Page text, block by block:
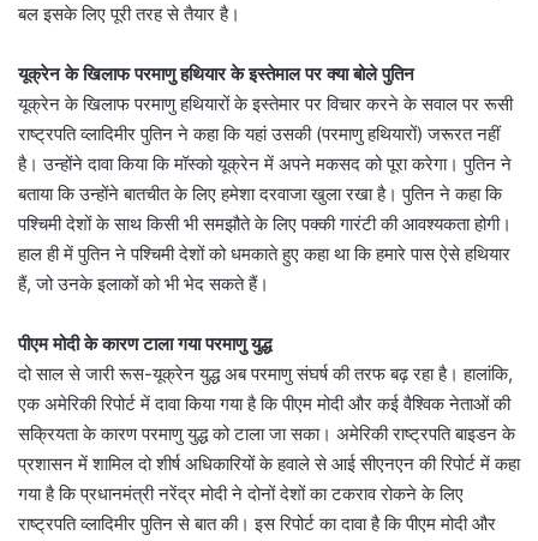
बल इसके लिए पूरी तरह से तैयार है।
यूक्रेन के खिलाफ परमाणु हथियार के इस्तेमाल पर क्या बोले पुतिन
यूक्रेन के खिलाफ परमाणु हथियारों के इस्तेमार पर विचार करने के सवाल पर रूसी
राष्ट्रपति व्लादिमीर पुतिन ने कहा कि यहां उसकी (परमाणु हथियारों) जरूरत नहीं
है। उन्होंने दावा किया कि मॉस्को यूक्रेन में अपने मकसद को पूरा करेगा। पुतिन ने
बताया कि उन्होंने बातचीत के लिए हमेशा दरवाजा खुला रखा है। पुतिन ने कहा कि
पश्चिमी देशों के साथ किसी भी समझौते के लिए पक्की गारंटी की आवश्यकता होगी।
हाल ही में पुतिन ने पश्चिमी देशों को धमकाते हुए कहा था कि हमारे पास ऐसे हथियार
हैं, जो उनके इलाकों को भी भेद सकते हैं।
पीएम मोदी के कारण टाला गया परमाणु युद्ध
दो साल से जारी रूस-यूक्रेन युद्ध अब परमाणु संघर्ष की तरफ बढ़ रहा है। हालांकि,
एक अमेरिकी रिपोर्ट में दावा किया गया है कि पीएम मोदी और कई वैश्विक नेताओं की
सक्रियता के कारण परमाणु युद्ध को टाला जा सका। अमेरिकी राष्ट्रपति बाइडन के
प्रशासन में शामिल दो शीर्ष अधिकारियों के हवाले से आई सीएनएन की रिपोर्ट में कहा
गया है कि प्रधानमंत्री नरेंद्र मोदी ने दोनों देशों का टकराव रोकने के लिए
राष्ट्रपति व्लादिमीर पुतिन से बात की। इस रिपोर्ट का दावा है कि पीएम मोदी और